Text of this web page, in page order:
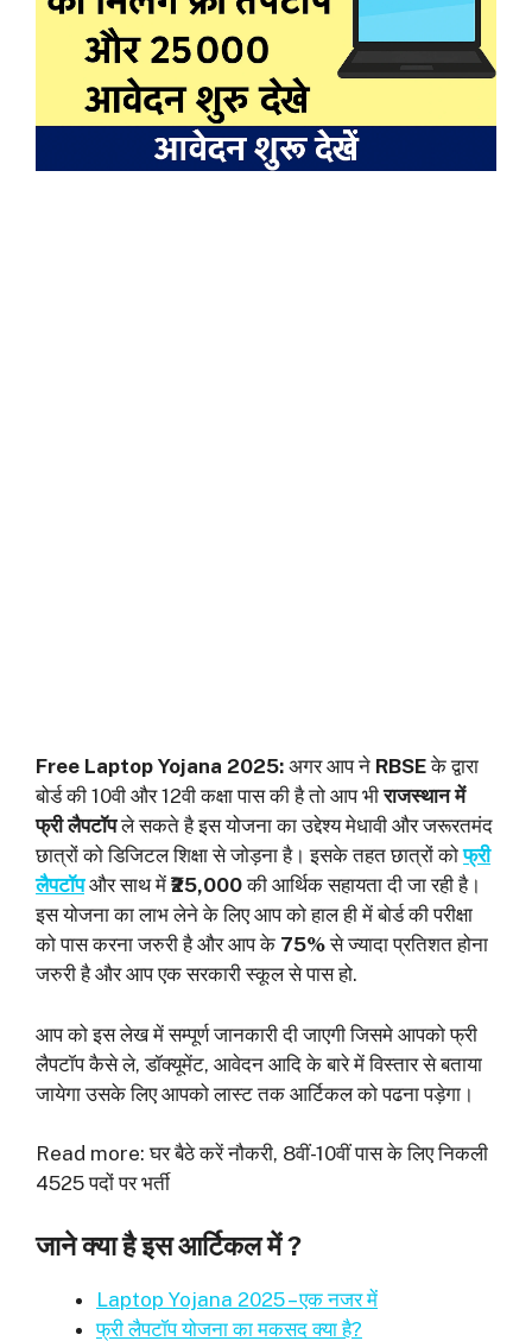
Free Laptop Yojana 2025: अगर आप ने RBSEके द्वारा
बोर्ड की 10वी और 12वी कक्षा पास की है तो आप भीराजस्थान में
फ्री लैपटॉपले सकते है इस योजना का उद्देश्य मेधावी और जरूरतमंद
छात्रों को डिजिटल शिक्षा से जोड़ना है। इसके तहत छात्रों कोफ्री
लैपटॉपऔर साथ में ₹25,000की आर्थिक सहायता दी जा रही है।
इस योजना का लाभ लेने के लिए आप को हाल ही में बोर्ड की परीक्षा
को पास करना जरुरी है और आप के 75%से ज्यादा प्रतिशत होना
जरुरी है और आप एक सरकारी स्कूल से पास हो.
आप को इस लेख में सम्पूर्ण जानकारी दी जाएगी जिसमे आपको फ्री
लैपटॉप कैसे ले, डॉक्यूमेंट, आवेदन आदि के बारे में विस्तार से बताया
जायेगा उसके लिए आपको लास्ट तक आर्टिकल को पढना पड़ेगा।
Read more: घर बैठे करें नौकरी, 8वीं-10वीं पास के लिए निकली
4525 पदों पर भर्ती
जाने क्या है इस आर्टिकल में ?
Laptop Yojana 2025 – एक नजर में
फ्री लैपटॉप योजना का मकसद क्या है?